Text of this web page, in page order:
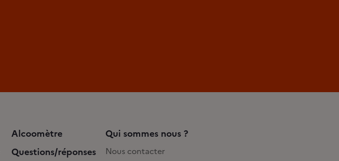
Alcoomètre
Questions/réponses
Qui sommes nous ?
Nous contacter